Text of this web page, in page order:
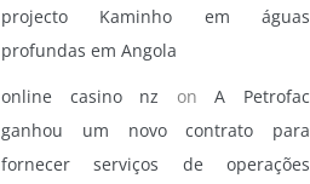
projecto Kaminho em águas
profundas em Angola
online casino nz onA Petrofac
ganhou um novo contrato para
fornecer serviços de operações